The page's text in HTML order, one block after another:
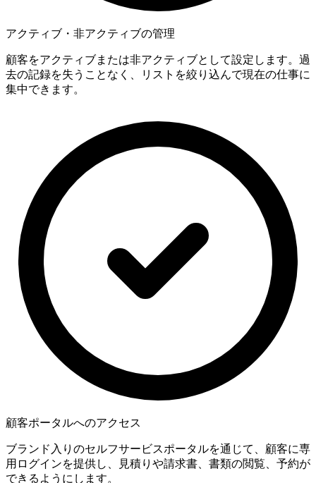
アクティブ・非アクティブの管理
顧客をアクティブまたは非アクティブとして設定します。過
去の記録を失うことなく、リストを絞り込んで現在の仕事に
集中できます。
顧客ポータルへのアクセス
ブランド入りのセルフサービスポータルを通じて、顧客に専
用ログインを提供し、見積りや請求書、書類の閲覧、予約が
できるようにします。